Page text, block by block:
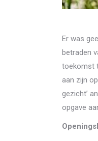
Er was
betraden
toekomst
aan zijn
gezicht’
opgave